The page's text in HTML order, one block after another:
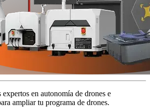
en autonomía de drones e
ampliar tu programa de drones.